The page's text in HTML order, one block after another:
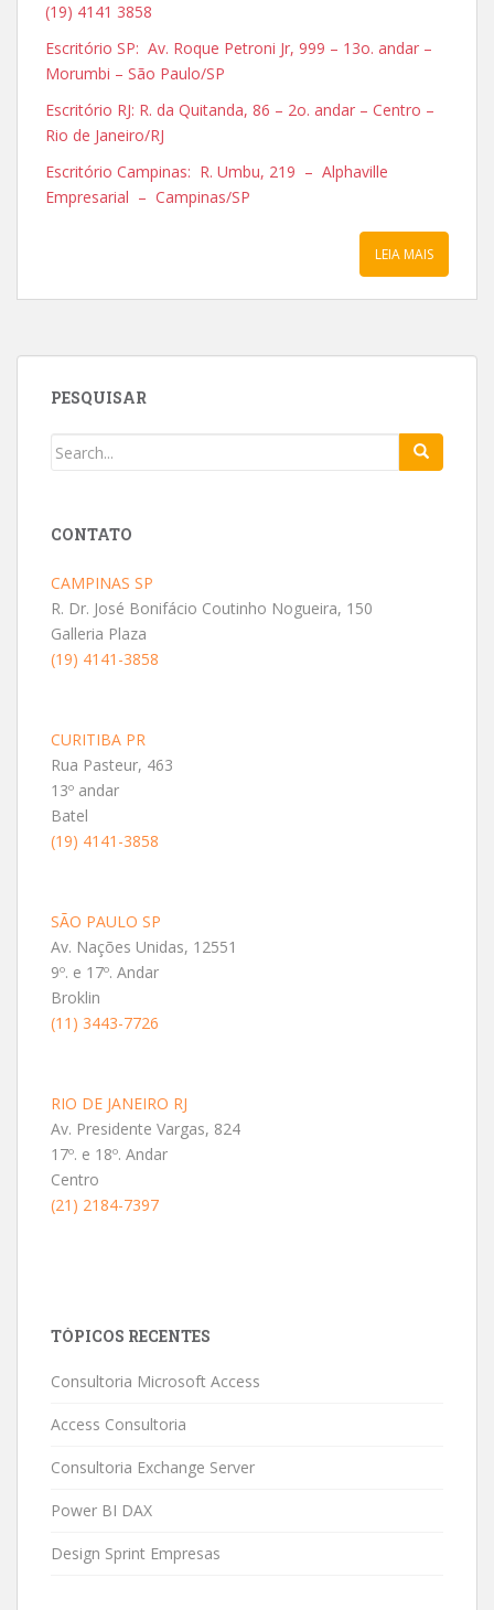
(19) 4141 3858
Escritório SP: Av. Roque Petroni Jr, 999 – 13o. andar –
Morumbi – São Paulo/SP
Escritório RJ: R. da Quitanda, 86 – 2o. andar – Centro –
Rio de Janeiro/RJ
Escritório Campinas: R. Umbu, 219 – Alphaville
Empresarial – Campinas/SP
LEIA MAIS
PESQUISAR
CONTATO
CAMPINAS SP
R. Dr. José Bonifácio Coutinho Nogueira, 150
Galleria Plaza
(19) 4141-3858
CURITIBA PR
Rua Pasteur, 463
13º andar
Batel
(19) 4141-3858
SÃO PAULO SP
Av. Nações Unidas, 12551
9º. e 17º. Andar
Broklin
(11) 3443-7726
RIO DE JANEIRO RJ
Av. Presidente Vargas, 824
17º. e 18º. Andar
Centro
(21) 2184-7397
TÓPICOS RECENTES
Consultoria Microsoft Access
Access Consultoria
Consultoria Exchange Server
Power BI DAX
Design Sprint Empresas